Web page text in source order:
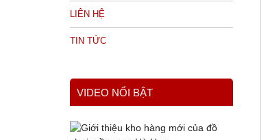
LIÊN HỆ
TIN TỨC
VIDEO NỔI BẬT